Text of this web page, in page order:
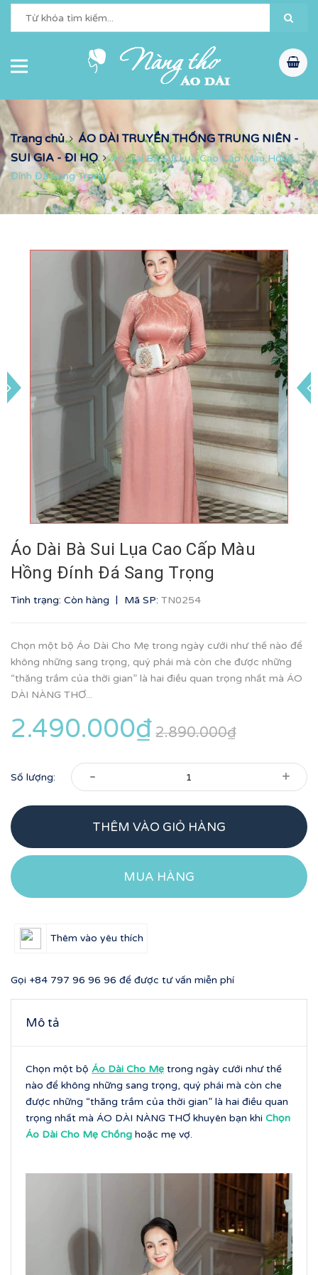
Trang chủ
ÁO DÀI TRUYỀN THỐNG TRUNG NIÊN -
SUI GIA - ĐI HỌ
Áo Dài Bà Sui Lụa Cao Cấp Màu Hồng
Đính Đá Sang Trọng
Áo Dài Bà Sui Lụa Cao Cấp Màu
Hồng Đính Đá Sang Trọng
Tình trạng: Còn hàng | Mã SP: TN0254
Chọn một bộ Áo Dài Cho Mẹ trong ngày cưới như thế nào để
không những sang trọng, quý phái mà còn che được những
“thăng trầm của thời gian” là hai điều quan trọng nhất mà ÁO
DÀI NÀNG THƠ...
2.490.000₫ 2.890.000₫
Số lượng: - +
THÊM VÀO GIỎ HÀNG
MUA HÀNG
Thêm vào yêu thích
Gọi +84 797 96 96 96 để được tư vấn miễn phí
Mô tả
Chọn một bộ Áo Dài Cho Mẹ trong ngày cưới như thế
nào để không những sang trọng, quý phái mà còn che
được những “thăng trầm của thời gian” là hai điều quan
trọng nhất mà ÁO DÀI NÀNG THƠ khuyên bạn khi Chọn
Áo Dài Cho Mẹ Chồng hoặc mẹ vợ.